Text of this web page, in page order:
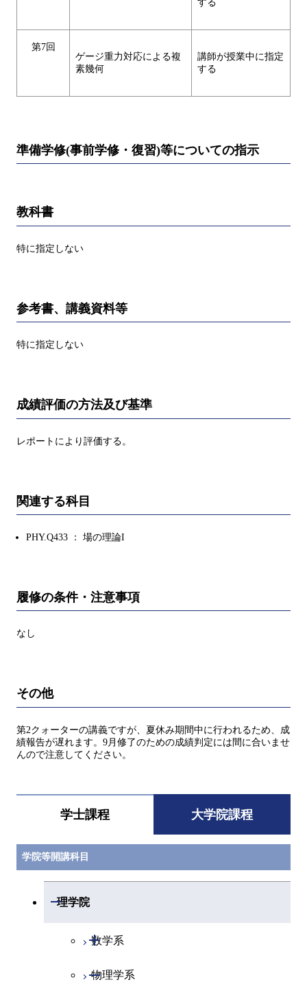
する
第7回
ゲージ重力対応による複
素幾何
講師が授業中に指定
する
準備学修(事前学修・復習)等についての指示
教科書
特に指定しない
参考書、講義資料等
特に指定しない
成績評価の方法及び基準
レポートにより評価する。
関連する科目
PHY.Q433 ： 場の理論I
履修の条件・注意事項
なし
その他
第2クォーターの講義ですが、夏休み期間中に行われるため、成
績報告が遅れます。9月修了のための成績判定には間に合いませ
んので注意してください。
学士課程 大学院課程
学院等開講科目
理学院
開閉
数学系
開閉
数学コース
物理学系
開閉